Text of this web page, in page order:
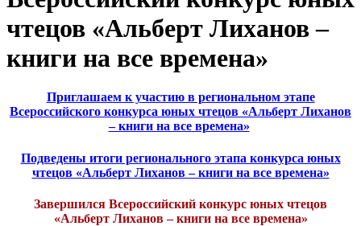
чтецов «Альберт Лиханов –
книги на все времена»
Приглашаем к участию в региональном этапе
Всероссийского конкурса юных чтецов «Альберт Лиханов
– книги на все времена»
Подведены итоги регионального этапа конкурса юных
чтецов «Альберт Лиханов – книги на все времена»
Завершился Всероссийский конкурс юных чтецов
«Альберт Лиханов – книги на все времена»